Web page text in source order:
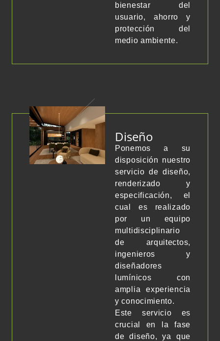
bienestar del
usuario, ahorro y
protección del
medio ambiente.
Diseño
Ponemos a su
disposición nuestro
servicio de diseño,
renderizado y
especificación, el
cual es realizado
por un equipo
multidisciplinario
de arquitectos,
ingenieros y
diseñadores
lumínicos con
amplia experiencia
y conocimiento.
Este servicio es
crucial en la fase
de diseño, ya que